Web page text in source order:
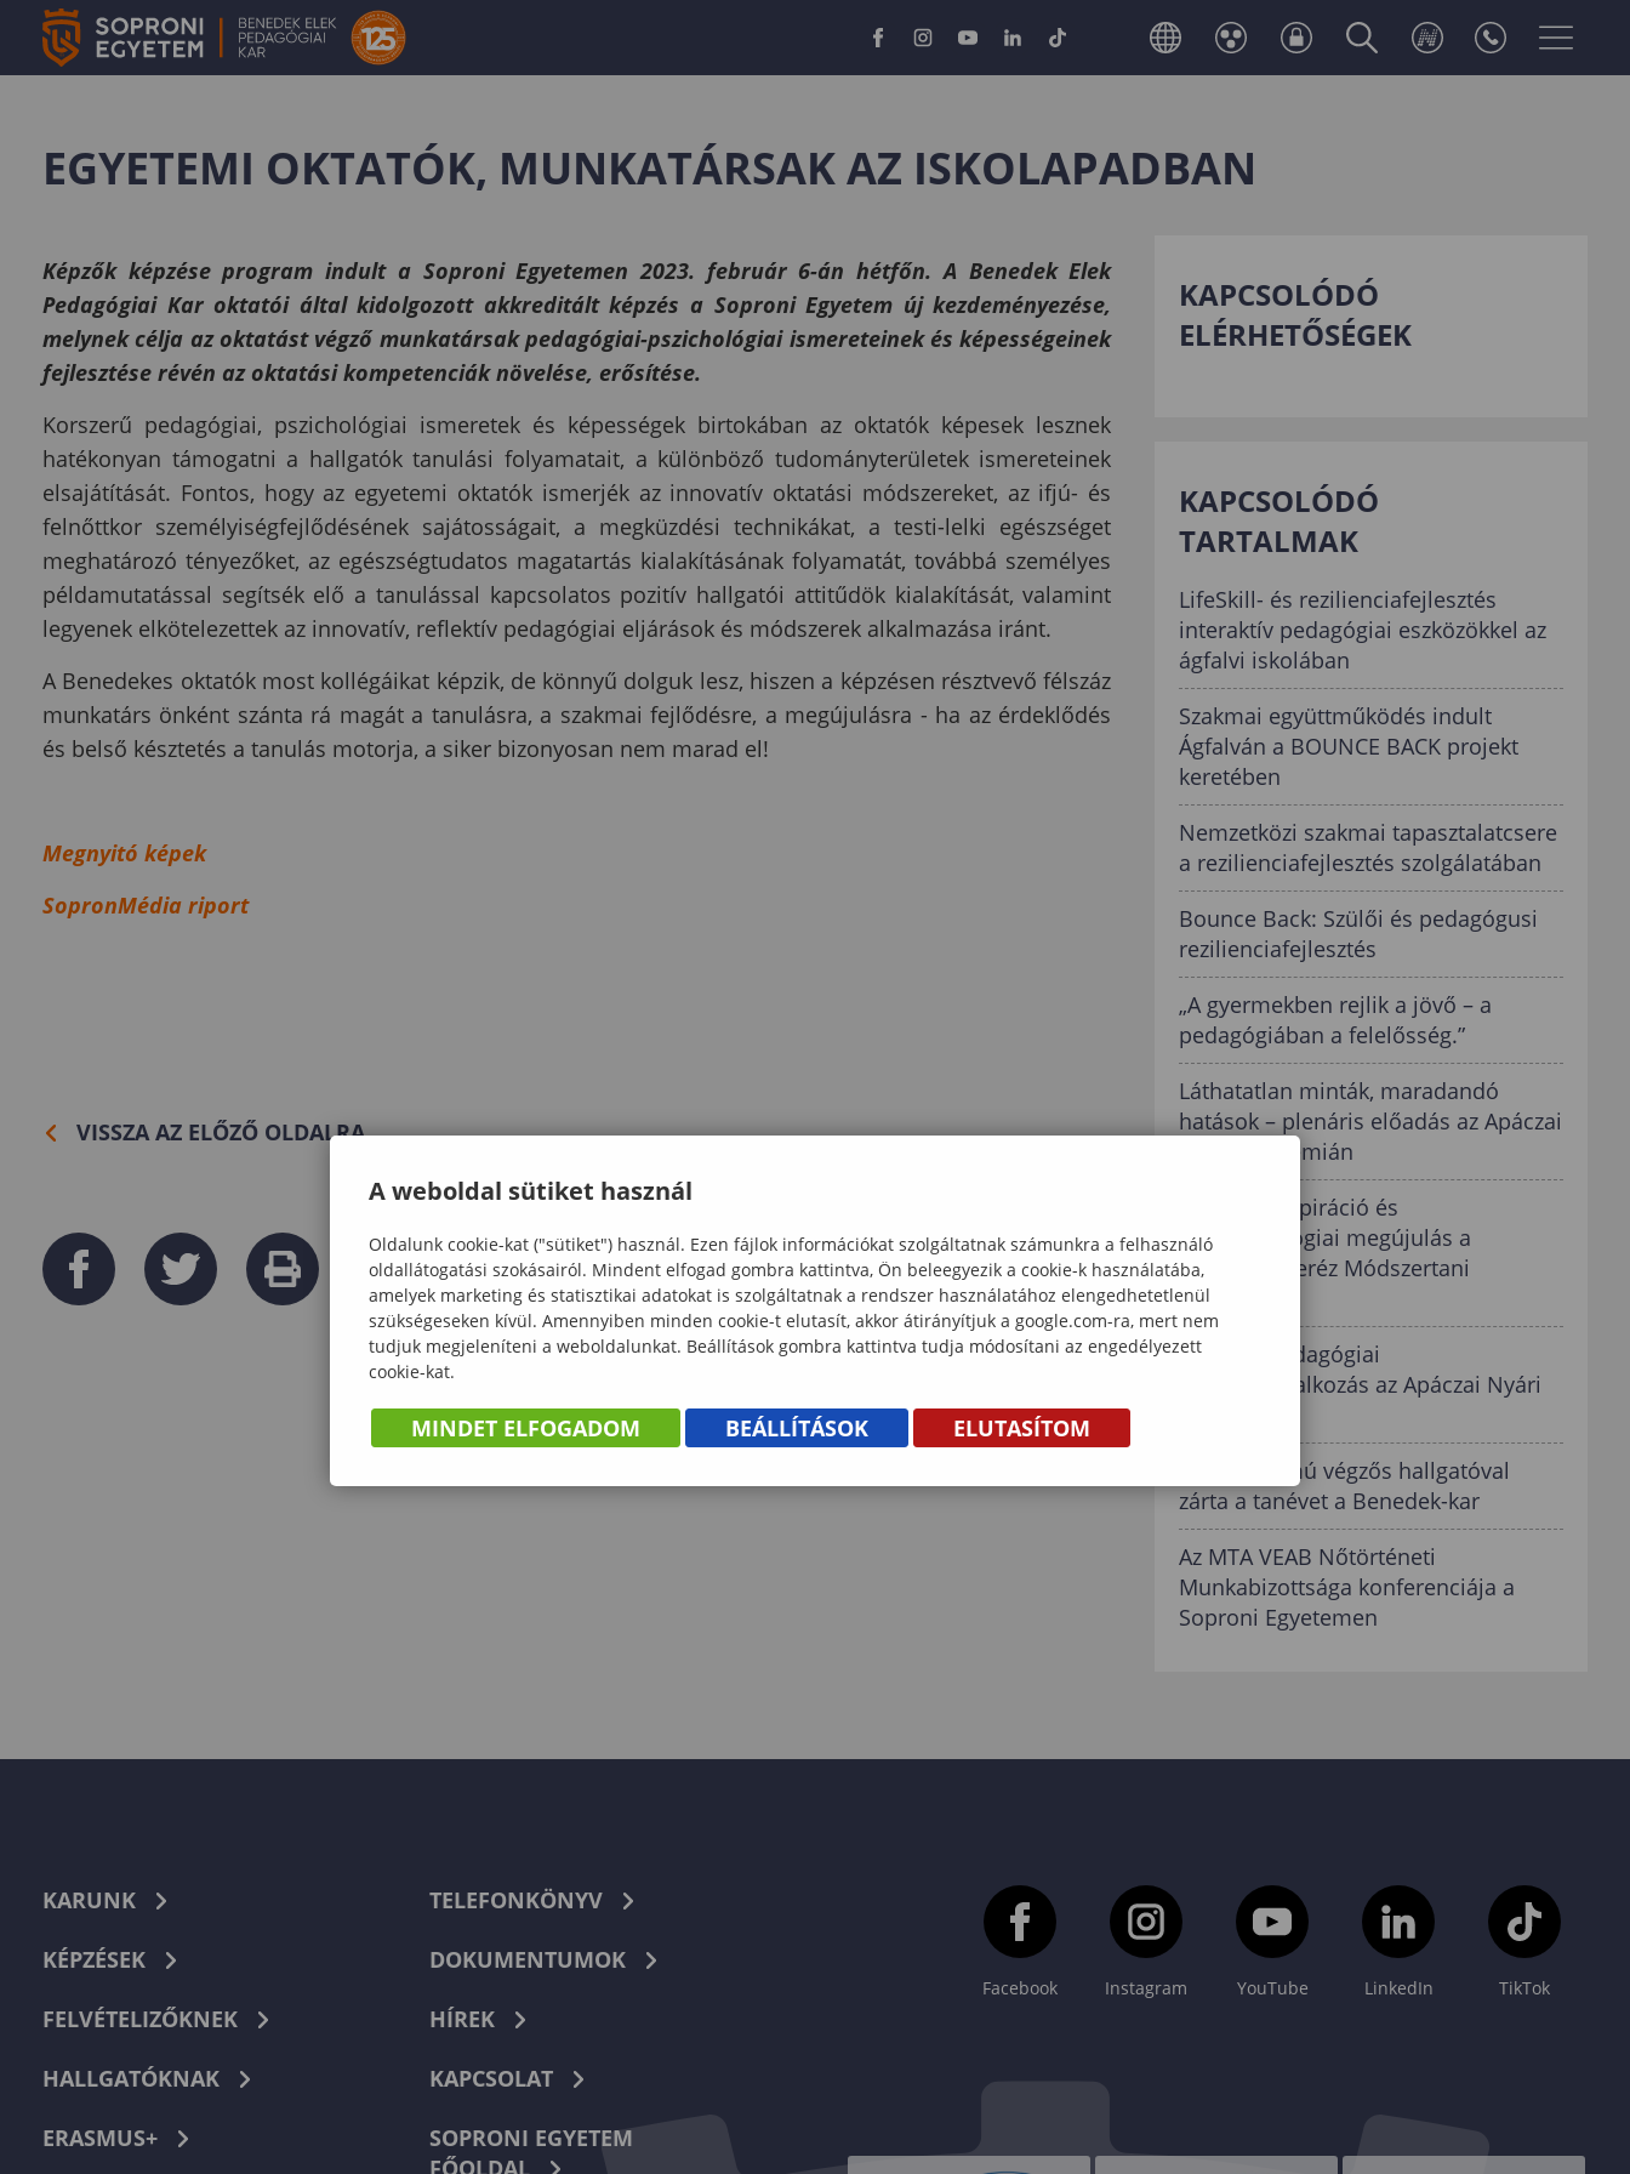
EGYETEMI OKTATÓK, MUNKATÁRSAK AZ ISKOLAPADBAN
Képzők képzése program indult a Soproni Egyetemen 2023. február 6-án hétfőn. A Benedek Elek
Pedagógiai Kar oktatói által kidolgozott akkreditált képzés a Soproni Egyetem új kezdeményezése,
melynek célja az oktatást végző munkatársak pedagógiai-pszichológiai ismereteinek és képességeinek
fejlesztése révén az oktatási kompetenciák növelése, erősítése.
Korszerű pedagógiai, pszichológiai ismeretek és képességek birtokában az oktatók képesek lesznek
hatékonyan támogatni a hallgatók tanulási folyamatait, a különböző tudományterületek ismereteinek
elsajátítását. Fontos, hogy az egyetemi oktatók ismerjék az innovatív oktatási módszereket, az ifjú- és
felnőttkor személyiségfejlődésének sajátosságait, a megküzdési technikákat, a testi-lelki egészséget
meghatározó tényezőket, az egészségtudatos magatartás kialakításának folyamatát, továbbá személyes
példamutatással segítsék elő a tanulással kapcsolatos pozitív hallgatói attitűdök kialakítását, valamint
legyenek elkötelezettek az innovatív, reflektív pedagógiai eljárások és módszerek alkalmazása iránt.
A Benedekes oktatók most kollégáikat képzik, de könnyű dolguk lesz, hiszen a képzésen résztvevő félszáz
munkatárs önként szánta rá magát a tanulásra, a szakmai fejlődésre, a megújulásra - ha az érdeklődés
és belső késztetés a tanulás motorja, a siker bizonyosan nem marad el!
Megnyitó képek
SopronMédia riport
VISSZA AZ ELŐZŐ OLDALRA
KAPCSOLÓDÓ
ELÉRHETŐSÉGEK
KAPCSOLÓDÓ
TARTALMAK
LifeSkill- és rezilienciafejlesztés
interaktív pedagógiai eszközökkel az
ágfalvi iskolában
Szakmai együttműködés indult
Ágfalván a BOUNCE BACK projekt
keretében
Nemzetközi szakmai tapasztalatcsere
a rezilienciafejlesztés szolgálatában
Bounce Back: Szülői és pedagógusi
rezilienciafejlesztés
„A gyermekben rejlik a jövő – a
pedagógiában a felelősség.”
Láthatatlan minták, maradandó
hatások – plenáris előadás az Apáczai
Nyári Akadémián
Szakmai inspiráció és
játékpedagógiai megújulás a
Brunszvik Teréz Módszertani
Központban
Digitális pedagógiai
műhelyfoglalkozás az Apáczai Nyári
Rekordszámú végzős hallgatóval
zárta a tanévet a Benedek-kar
Az MTA VEAB Nőtörténeti
Munkabizottsága konferenciája a
Soproni Egyetemen
KARUNK
KÉPZÉSEK
FELVÉTELIZŐKNEK
HALLGATÓKNAK
ERASMUS+
TELEFONKÖNYV
DOKUMENTUMOK
HÍREK
KAPCSOLAT
SOPRONI EGYETEM
FŐOLDAL
Facebook Instagram YouTube LinkedIn TikTok
A weboldal sütiket használ
Oldalunk cookie-kat ("sütiket") használ. Ezen fájlok információkat szolgáltatnak számunkra a felhasználó
oldallátogatási szokásairól. Mindent elfogad gombra kattintva, Ön beleegyezik a cookie-k használatába,
amelyek marketing és statisztikai adatokat is szolgáltatnak a rendszer használatához elengedhetetlenül
szükségeseken kívül. Amennyiben minden cookie-t elutasít, akkor átirányítjuk a google.com-ra, mert nem
tudjuk megjeleníteni a weboldalunkat. Beállítások gombra kattintva tudja módosítani az engedélyezett
cookie-kat.
MINDET ELFOGADOM BEÁLLÍTÁSOK ELUTASÍTOM